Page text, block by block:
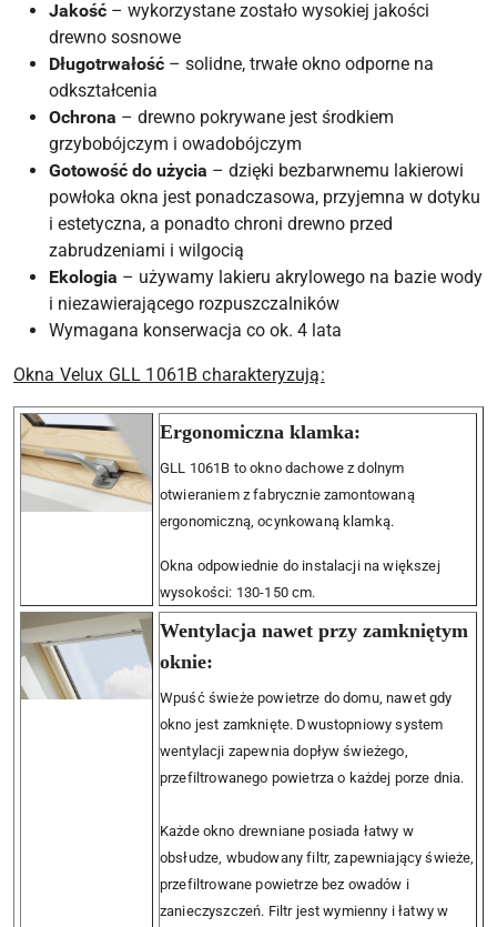
Jakość – wykorzystane zostało wysokiej jakości
drewno sosnowe
Długotrwałość – solidne, trwałe okno odporne na
odkształcenia
Ochrona – drewno pokrywane jest środkiem
grzybobójczym i owadobójczym
Gotowość do użycia – dzięki bezbarwnemu lakierowi
powłoka okna jest ponadczasowa, przyjemna w dotyku
i estetyczna, a ponadto chroni drewno przed
zabrudzeniami i wilgocią
Ekologia – używamy lakieru akrylowego na bazie wody
i niezawierającego rozpuszczalników
Wymagana konserwacja co ok. 4 lata
Okna Velux GLL 1061B charakteryzują:
Ergonomiczna klamka:
GLL 1061B to okno dachowe z dolnym
otwieraniem z fabrycznie zamontowaną
ergonomiczną, ocynkowaną klamką.
Okna odpowiednie do instalacji na większej
wysokości: 130-150 cm.
Wentylacja nawet przy zamkniętym
oknie:
Wpuść świeże powietrze do domu, nawet gdy
okno jest zamknięte. Dwustopniowy system
wentylacji zapewnia dopływ świeżego,
przefiltrowanego powietrza o każdej porze dnia.
Każde okno drewniane posiada łatwy w
obsłudze, wbudowany filtr, zapewniający świeże,
przefiltrowane powietrze bez owadów i
zanieczyszczeń. Filtr jest wymienny i łatwy w